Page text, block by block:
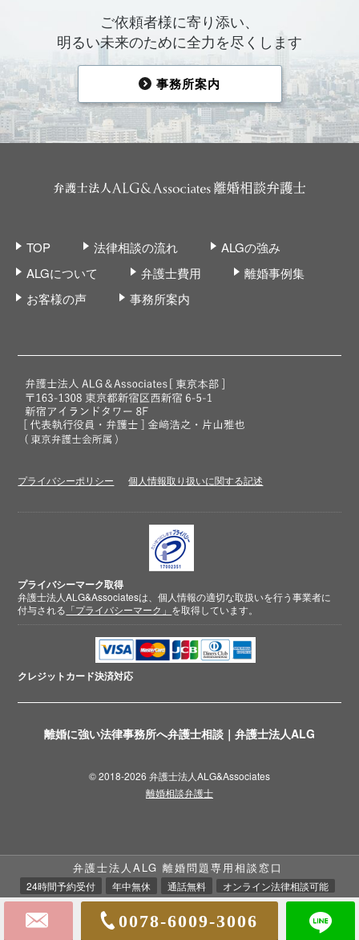
離婚に強い法律事務所へ弁護士相談｜弁護士法人ALG
ご依頼者様に寄り添い、
明るい未来のために全力を尽くします
事務所案内
TOP 法律相談の流れ
ALGの強み
ALGについて
弁護士費用
離婚事例集
お客様の声
事務所案内
プライバシーポリシー 個人情報取り扱いに関する記述
プライバシーマーク取得
弁護士法人ALG&Associatesは、個人情報の適切な取扱いを行う事業者に
付与される 「プライバシーマーク」 を取得しています。
クレジットカード決済対応
© 2018-2026 弁護士法人ALG&Associates
離婚相談弁護士
弁護士法人ALG 離婚問題専用相談窓口
24時間予約受付 年中無休 通話無料 オンライン法律相談可能
0078-6009-3006